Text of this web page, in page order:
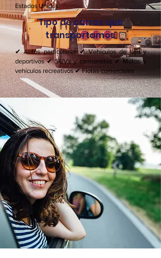
Estados Unidos.
Tipo de carros que
transportamos
✔ Autos particulares ✔ Vehículos de lujo y
deportivos ✔ SUVs y camionetas ✔ Motos y
vehículos recreativos ✔ Flotas comerciales